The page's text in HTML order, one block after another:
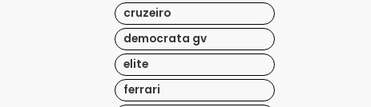
cruzeiro
democrata gv
elite
ferrari